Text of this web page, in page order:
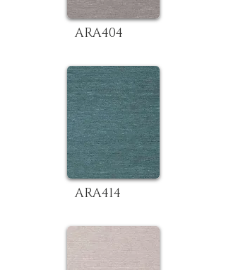
ARA404
ARA414